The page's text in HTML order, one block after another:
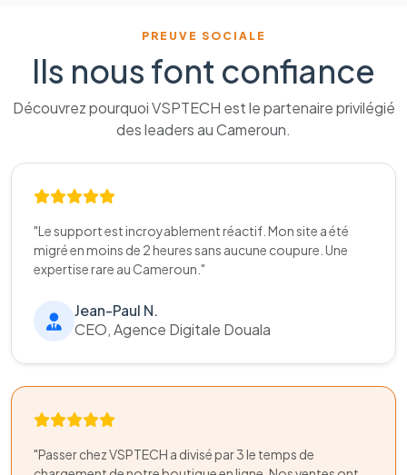
PREUVE SOCIALE
Ils nous font confiance
Découvrez pourquoi VSPTECH est le partenaire privilégié
des leaders au Cameroun.
"Le support est incroyablement réactif. Mon site a été
migré en moins de 2 heures sans aucune coupure. Une
expertise rare au Cameroun."
Jean-Paul N.
CEO, Agence Digitale Douala
"Passer chez VSPTECH a divisé par 3 le temps de